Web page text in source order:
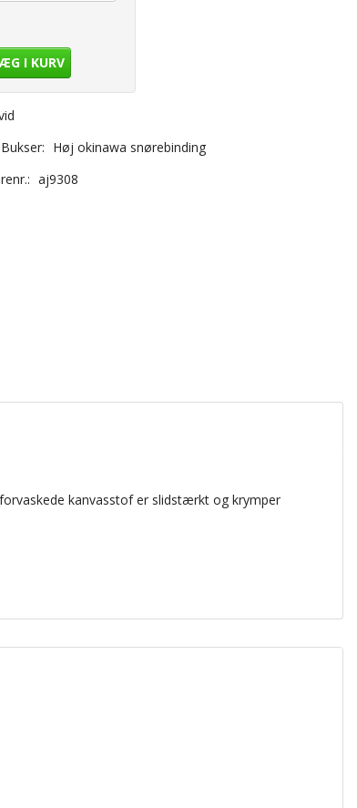
I KURV
Høj okinawa snørebinding
aj9308
kanvasstof er slidstærkt og krymper